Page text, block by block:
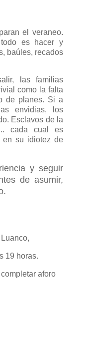
el veraneo.
es hacer y
baúles, recados
las familias
como la falta
de planes. Si a
envidias, los
Esclavos de la
cada cual es
en su idiotez de
y seguir
de asumir,
19 horas.
aforo